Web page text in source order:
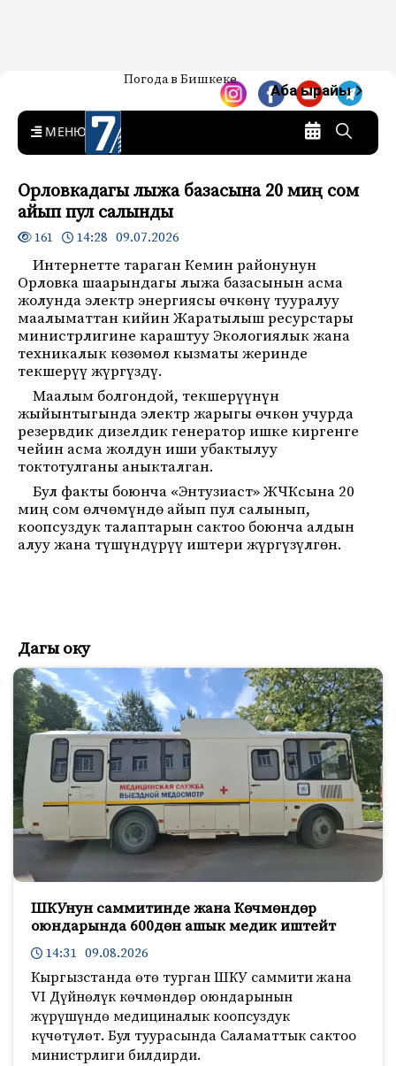
7-канал. Жаңылыктар —
Кыргызстан
Жаңылыктар — Кыргызстан
Погода в Бишкеке
Аба ырайы
MENU
Орловкадагы лыжа базасына 20 миң сом
айып пул салынды
161 14:28 09.07.2026
Интернетте тараган Кемин районунун
Орловка шаарындагы лыжа базасынын асма
жолунда электр энергиясы өчкөнү тууралуу
маалыматтан кийин Жаратылыш ресурстары
министрлигине караштуу Экологиялык жана
техникалык көзөмөл кызматы жеринде
текшерүү жүргүздү.
Маалым болгондой, текшерүүнүн
жыйынтыгында электр жарыгы өчкөн учурда
резервдик дизелдик генератор ишке киргенге
чейин асма жолдун иши убактылуу
токтотулганы аныкталган.
Бул факты боюнча «Энтузиаст» ЖЧКсына 20
миң сом өлчөмүндө айып пул салынып,
коопсуздук талаптарын сактоо боюнча алдын
алуу жана түшүндүрүү иштери жүргүзүлгөн.
Дагы оку
ШКУнун саммитинде жана Көчмөндөр
оюндарында 600дөн ашык медик иштейт
14:31 09.08.2026
Кыргызстанда өтө турган ШКУ саммити жана
VI Дүйнөлүк көчмөндөр оюндарынын
жүрүшүндө медициналык коопсуздук
күчөтүлөт. Бул туурасында Саламаттык сактоо
министрлиги билдирди.